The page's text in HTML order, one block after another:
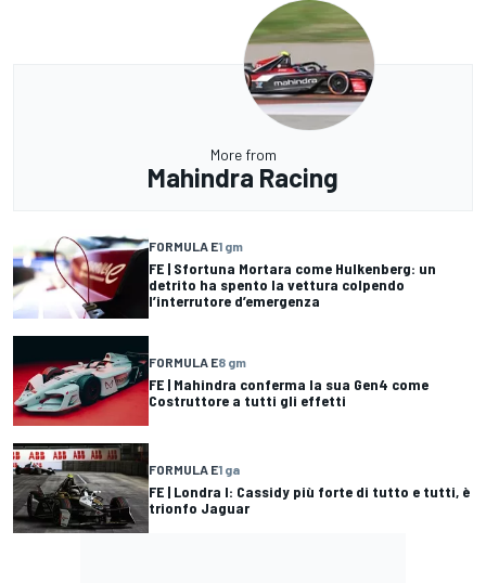
More from
Mahindra Racing
FORMULA E1 gm
FE | Sfortuna Mortara come Hulkenberg: un
detrito ha spento la vettura colpendo
l’interrutore d’emergenza
FORMULA E8 gm
FE | Mahindra conferma la sua Gen4 come
Costruttore a tutti gli effetti
FORMULA E1 ga
FE | Londra I: Cassidy più forte di tutto e tutti, è
trionfo Jaguar